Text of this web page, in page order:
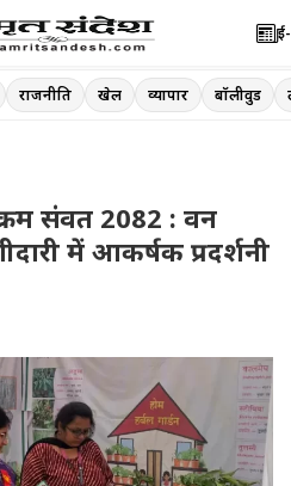
राजनीति खेल व्यापार बॉलीवुड
संवत 2082 : वन
में आकर्षक प्रदर्शनी